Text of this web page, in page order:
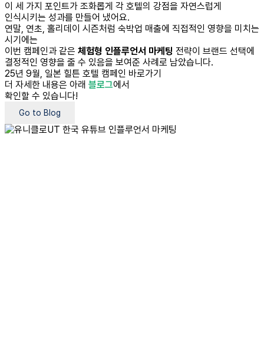
이 세 가지 포인트가 조화롭게 각 호텔의 강점을 자연스럽게
인식시키는 성과를 만들어 냈어요.
연말, 연초, 홀리데이 시즌처럼 숙박업 매출에 직접적인 영향을 미치는
시기에는
이번 캠페인과 같은 체험형 인플루언서 마케팅 전략이 브랜드 선택에
결정적인 영향을 줄 수 있음을 보여준 사례로 남았습니다.
25년 9월, 일본 힐튼 호텔 캠페인 바로가기
더 자세한 내용은 아래 블로그에서
확인할 수 있습니다!
Go to Blog